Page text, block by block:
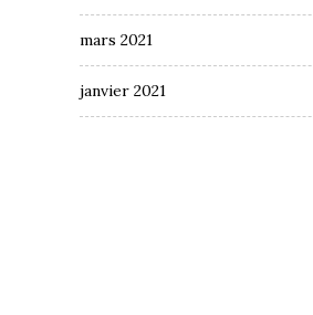
mars 2021
janvier 2021